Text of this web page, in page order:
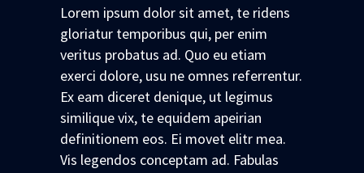
Lorem ipsum dolor sit amet, te ridens
gloriatur temporibus qui, per enim
veritus probatus ad. Quo eu etiam
exerci dolore, usu ne omnes referrentur.
Ex eam diceret denique, ut legimus
similique vix, te equidem apeirian
definitionem eos. Ei movet elitr mea.
Vis legendos conceptam ad. Fabulas